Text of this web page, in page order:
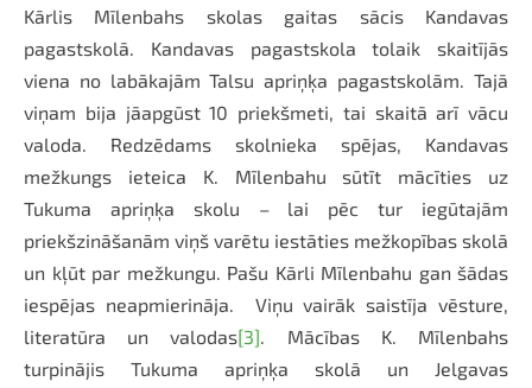
Kārlis Mīlenbahs skolas gaitas sācis Kandavas
pagastskolā. Kandavas pagastskola tolaik skaitījās
viena no labākajām Talsu apriņķa pagastskolām. Tajā
viņam bija jāapgūst 10 priekšmeti, tai skaitā arī vācu
valoda. Redzēdams skolnieka spējas, Kandavas
mežkungs ieteica K. Mīlenbahu sūtīt mācīties uz
Tukuma apriņķa skolu – lai pēc tur iegūtajām
priekšzināšanām viņš varētu iestāties mežkopības skolā
un kļūt par mežkungu. Pašu Kārli Mīlenbahu gan šādas
iespējas neapmierināja. Viņu vairāk saistīja vēsture,
literatūra un valodas[3]. Mācības K. Mīlenbahs
turpinājis Tukuma apriņķa skolā un Jelgavas